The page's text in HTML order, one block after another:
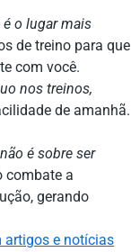
é o lugar mais
de treino para que
com você.
nos treinos,
de amanhã.
é sobre ser
combate a
gerando
artigos e notícias